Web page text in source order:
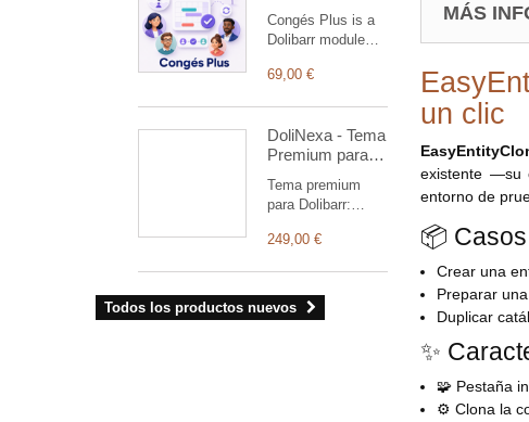
Congés Plus is a
Dolibarr module
simplify and
and absence
management.
Employees can
submit requests,
check their
balances, and
approval stage
through a modern,
mobile-friendly
69,00 €
DoliNexa - Tema
Premium para
CRM
Tema premium
para Dolibarr:
plegable, panel de
widgets, modo
claro y oscuro,
249,00 €
Todos los productos nuevos
MÁS
un clic
existente —su
entorno de
📦
Crear una
Preparar
Duplicar
✨
🧩 Pestaña
⚙️ Clona la